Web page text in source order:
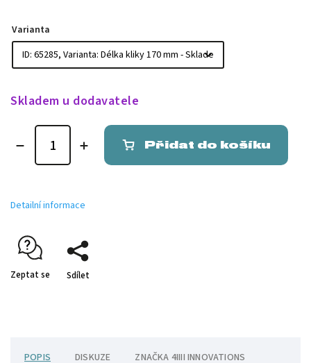
Varianta
Skladem u dodavatele
Přidat do košíku
Detailní informace
Zeptat se Sdílet
POPIS DISKUZE ZNAČKA 4IIII INNOVATIONS